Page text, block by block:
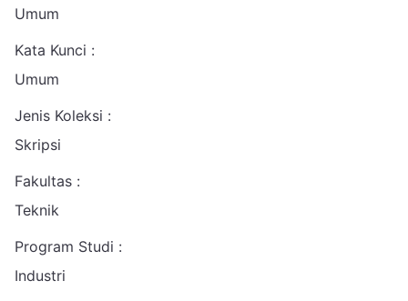
Umum
Kata Kunci :
Umum
Jenis Koleksi :
Skripsi
Fakultas :
Teknik
Program Studi :
Industri